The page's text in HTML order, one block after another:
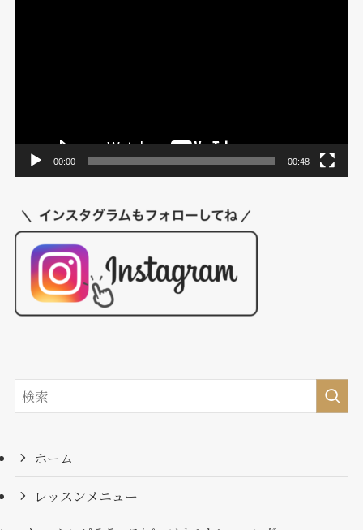
00:00 00:48
ホーム
レッスンメニュー